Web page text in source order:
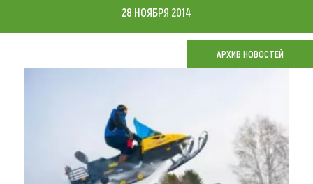
Что привезти (сувениры)
Коллекция впечатлений
28 НОЯБРЯ 2014
АРХИВ НОВОСТЕЙ